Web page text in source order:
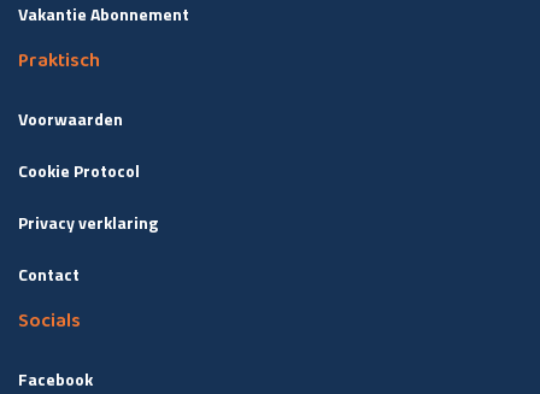
Vakantie Abonnement
Praktisch
Voorwaarden
Cookie Protocol
Privacy verklaring
Contact
Socials
Facebook